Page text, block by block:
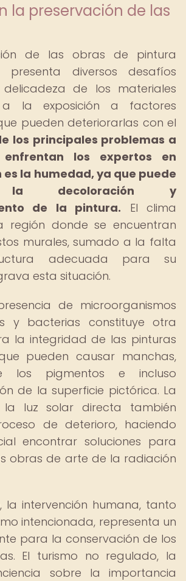
la preservación de las
de las obras de pintura
diversos desafíos
de los materiales
la exposición a factores
pueden deteriorarlas con el
los principales problemas a
los expertos en
la humedad, ya que puede
la decoloración y
de la pintura. El clima
región donde se encuentran
murales, sumado a la falta
adecuada para su
esta situación.
de microorganismos
y bacterias constituye otra
la integridad de las pinturas
pueden causar manchas,
los pigmentos e incluso
de la superficie pictórica. La
la luz solar directa también
de deterioro, haciendo
encontrar soluciones para
obras de arte de la radiación
la intervención humana, tanto
intencionada, representa un
para la conservación de los
El turismo no regulado, la
sobre la importancia